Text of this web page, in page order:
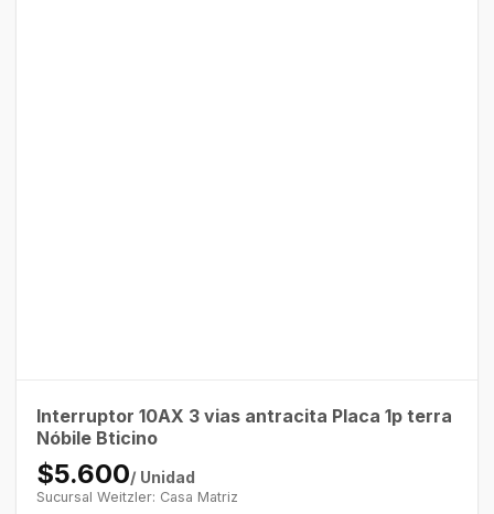
Interruptor 10AX 3 vias antracita Placa 1p terra
Nóbile Bticino
$5.600/ Unidad
Sucursal Weitzler: Casa Matriz